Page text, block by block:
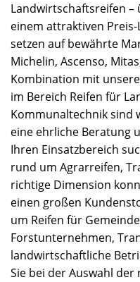
Landwirtschaftsreifen
einem attraktiven
setzen auf bewährte
Michelin, Ascenso,
Kombination mit
im Bereich Reifen für
Kommunaltechnik sind
eine ehrliche Beratung
Ihren Einsatzbereich
rund um Agrarreifen,
richtige Dimension
einen großen
um Reifen für
Forstunternehmen,
landwirtschaftliche
Sie bei der Auswahl